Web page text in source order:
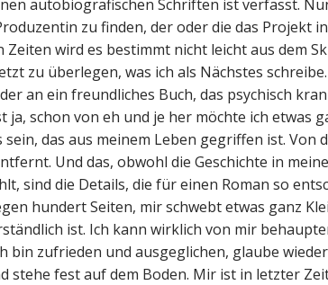
autobiografischen Schriften ist verfasst.
zu finden, der oder die das Projekt
Zeiten wird es bestimmt nicht leicht aus dem
zu überlegen, was ich als Nächstes
an ein freundliches Buch, das psychisch
schon von eh und je her möchte ich etwas
das aus meinem Leben gegriffen ist. Von
Und das, obwohl die Geschichte in
sind die Details, die für einen Roman so
hundert Seiten, mir schwebt etwas ganz
ist. Ich kann wirklich von mir
bin zufrieden und ausgeglichen, glaube
stehe fest auf dem Boden. Mir ist in letzter